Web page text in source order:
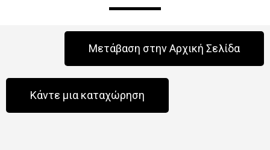
Μετάβαση στην Αρχική Σελίδα
Κάντε μια καταχώρηση